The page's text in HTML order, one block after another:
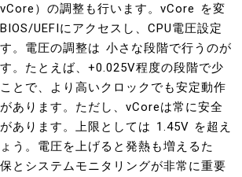
）の調整も行います。vCore を変
UEFIにアクセスし、CPU電圧設定
。電圧の調整は 小さな段階で行うのが
。たとえば、+0.025V程度の段階で少
とで、より高いクロックでも安定動作
あります。ただし、vCoreは常に安全
あります。上限としては 1.45V を超え
う。電圧を上げると発熱も増えるた
とシステムモニタリングが非常に重要